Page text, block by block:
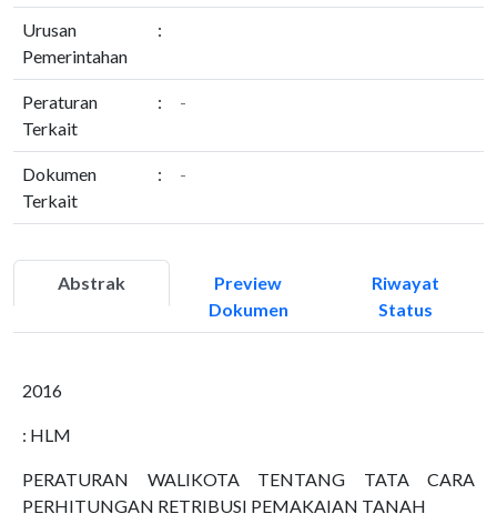
Urusan
Pemerintahan
:
Peraturan
Terkait
: -
Dokumen
Terkait
: -
Abstrak
Preview
Dokumen
Riwayat
Status
2016
: HLM
PERATURAN WALIKOTA TENTANG TATA CARA
PERHITUNGAN RETRIBUSI PEMAKAIAN TANAH